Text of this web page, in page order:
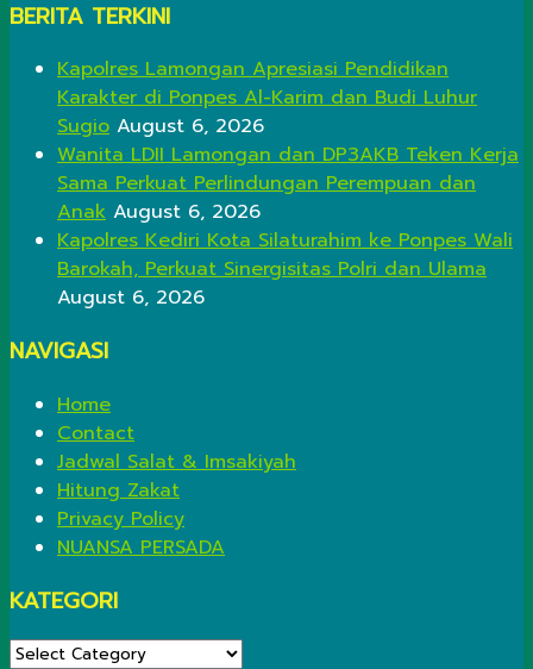
BERITA TERKINI
Kapolres Lamongan Apresiasi Pendidikan
Karakter di Ponpes Al-Karim dan Budi Luhur
Sugio August 6, 2026
Wanita LDII Lamongan dan DP3AKB Teken Kerja
Sama Perkuat Perlindungan Perempuan dan
Anak August 6, 2026
Kapolres Kediri Kota Silaturahim ke Ponpes Wali
Barokah, Perkuat Sinergisitas Polri dan Ulama
August 6, 2026
NAVIGASI
Home
Contact
Jadwal Salat & Imsakiyah
Hitung Zakat
Privacy Policy
NUANSA PERSADA
KATEGORI
KATEGORI